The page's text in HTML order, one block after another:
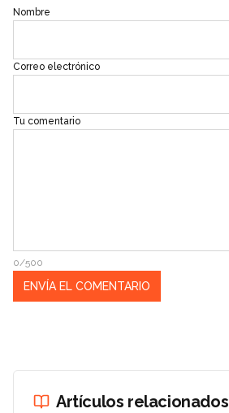
Nombre
Correo electrónico
Tu comentario
0/500
Artículos relacionados